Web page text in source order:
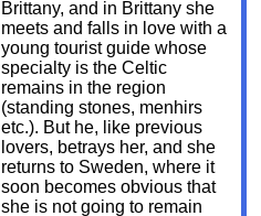
Brittany, and in Brittany she
meets and falls in love with a
young tourist guide whose
specialty is the Celtic
remains in the region
(standing stones, menhirs
etc.). But he, like previous
lovers, betrays her, and she
returns to Sweden, where it
soon becomes obvious that
she is not going to remain